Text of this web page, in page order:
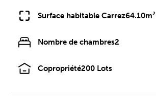
Surface habitable Carrez64.10m²
Nombre de chambres2
Copropriété200 Lots